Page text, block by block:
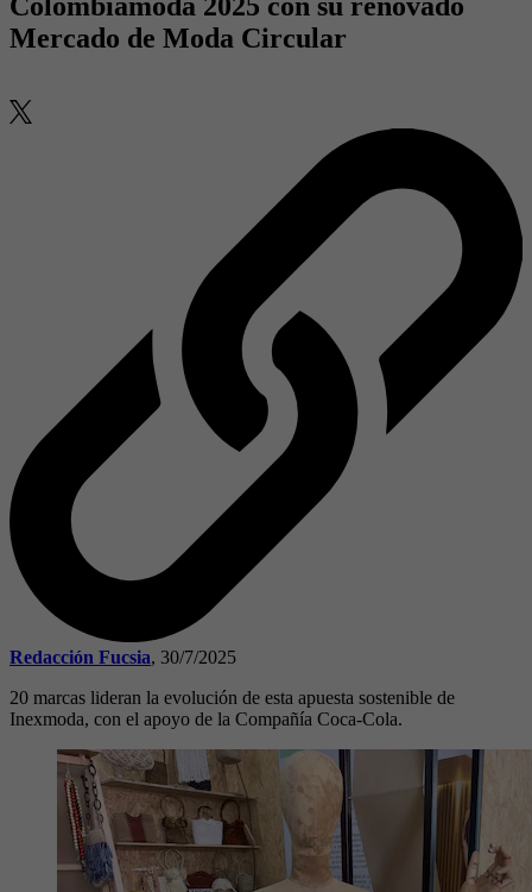
Colombiamoda 2025 con su renovado
Mercado de Moda Circular
Redacción Fucsia, 30/7/2025
20 marcas lideran la evolución de esta apuesta sostenible de
Inexmoda, con el apoyo de la Compañía Coca‑Cola.